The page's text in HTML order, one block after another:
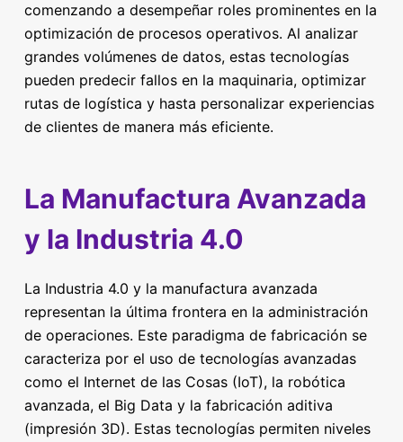
comenzando a desempeñar roles prominentes en la
optimización de procesos operativos. Al analizar
grandes volúmenes de datos, estas tecnologías
pueden predecir fallos en la maquinaria, optimizar
rutas de logística y hasta personalizar experiencias
de clientes de manera más eficiente.
La Manufactura Avanzada
y la Industria 4.0
La Industria 4.0 y la manufactura avanzada
representan la última frontera en la administración
de operaciones. Este paradigma de fabricación se
caracteriza por el uso de tecnologías avanzadas
como el Internet de las Cosas (IoT), la robótica
avanzada, el Big Data y la fabricación aditiva
(impresión 3D). Estas tecnologías permiten niveles